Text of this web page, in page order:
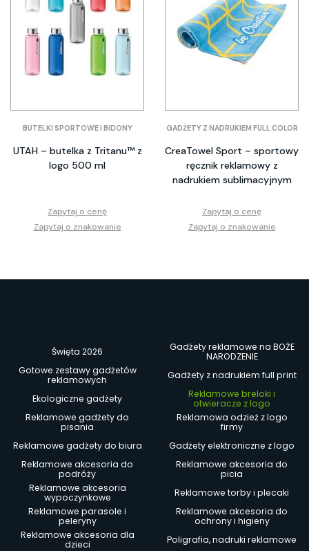
BUTELKI SPORTOWE I BIDONY
UTAH – butelka z Tritanu™ z
logo 500 ml
Zapytaj o cenę
Zapytaj o znakowanie
GADŻETY Z NADRUKIEM FULL COLOR
CreaTowel Sport – sportowy
ręcznik reklamowy z
nadrukiem sublimacyjnym
Zapytaj o cenę
Zapytaj o znakowanie
Święta 2026
Gadżety reklamowe na BOŻE
NARODZENIE
Gotowe zestawy gadżetów
reklamowych
Gadżety z nadrukiem full print
Ekologiczne gadżety
Reklamowe breloki i
otwieracze z logo
Reklamowe gadżety do
pisania
Reklamowa odzież z logo
firmy
Reklamowe gadżety do biura
Gadżety elektroniczne z logo
Reklamowe akcesoria do
podróży
Reklamowe akcesoria do
picia
Reklamowe akcesoria
wypoczynkowe
Reklamowe torby i plecaki
Reklamowe parasole i
peleryny
Reklamowe akcesoria do
ochrony i higieny
Reklamowe akcesoria dla
dzieci
Poligrafia, nadruki reklamowe